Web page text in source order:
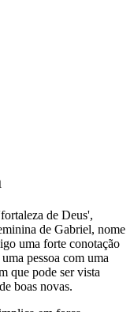
de Deus',
de Gabriel, nome
uma forte conotação
pessoa com uma
que pode ser vista
boas novas.